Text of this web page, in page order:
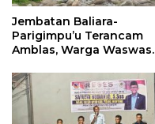
Jembatan Baliara-
Parigimpu’u Terancam
Amblas, Warga Waswas